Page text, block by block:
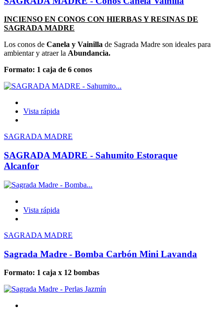
INCIENSO EN CONOS CON HIERBAS Y RESINAS DE
SAGRADA MADRE
Los conos de Canela y Vainilla de Sagrada Madre son ideales para
ambientar y atraer la Abundancia.
Formato: 1 caja de 6 conos
Vista rápida
SAGRADA MADRE
SAGRADA MADRE - Sahumito Estoraque
Alcanfor
Vista rápida
SAGRADA MADRE
Sagrada Madre - Bomba Carbón Mini Lavanda
Formato: 1 caja x 12 bombas